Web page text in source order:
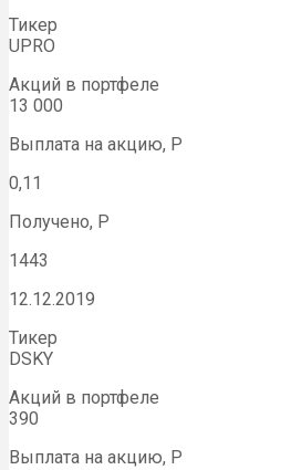
Тикер
UPRO
Акций в портфеле
13 000
Выплата на акцию, Р
0,11
Получено, Р
1443
12.12.2019
Тикер
DSKY
Акций в портфеле
390
Выплата на акцию, Р